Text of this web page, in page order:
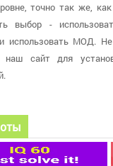
точно так же,
выбор -
использовать МОД.
наш сайт для